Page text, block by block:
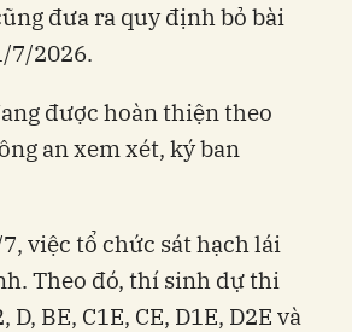
đưa ra quy định bỏ bài
7/2026.
được hoàn thiện theo
an xem xét, ký ban
việc tổ chức sát hạch lái
Theo đó, thí sinh dự thi
BE, C1E, CE, D1E, D2E và